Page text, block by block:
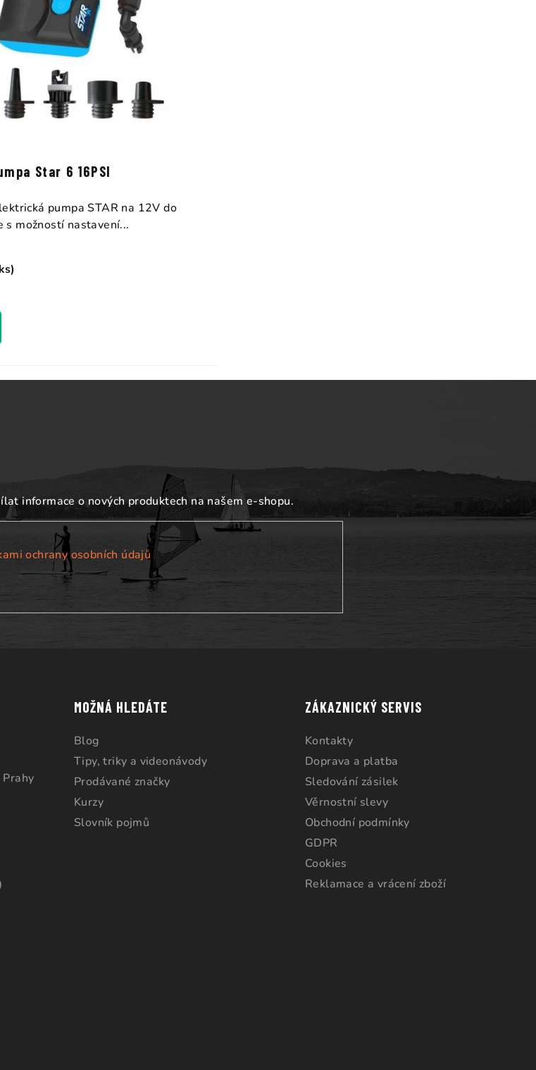
Star 6 16PSI
pumpa STAR na 12V do
s možností nastavení...
informace o nových produktech na našem e-shopu.
ochrany osobních údajů
MOŽNÁ HLEDÁTE
Blog
Tipy, triky a videonávody
Prodávané značky
Kurzy
Slovník pojmů
ZÁKAZNICKÝ SERVIS
Kontakty
Doprava a platba
Sledování zásilek
Věrnostní slevy
Obchodní podmínky
GDPR
Cookies
Reklamace a vrácení zboží